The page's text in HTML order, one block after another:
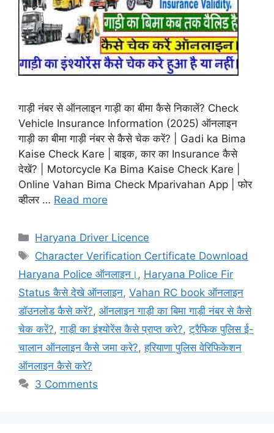
गाड़ी नंबर से ऑनलाइन गाड़ी का बीमा कैसे निकालें? Check
Vehicle Insurance Information (2025) ऑनलाइन
गाड़ी का बीमा गाड़ी नंबर से कैसे चेक करें? | Gadi ka Bima
Kaise Check Kare | बाइक, कार का Insurance कैसे
देखें? | Motorcycle Ka Bima Kaise Check Kare |
Online Vahan Bima Check Mparivahan App | फोर
व्हीलर … Read more
Categories
Haryana Driver Licence
Tags
Character Verification Certificate Download
Haryana Police ऑनलाइन। , Haryana Police Fir
Status कैसे देखे ऑनलाइन, Vahan RC book ऑनलाइन
डॉउनलोड कैसे करें?, ऑनलाइन गाड़ी का बिमा गाड़ी नंबर से कैसे
चेक करें?,गाड़ी का इंश्योरेंस कैसे प्राप्त करे?,ट्रैफिक पुलिस ई-
चालान ऑनलाइन कैसे जमा करे?,हरियाणा पुलिस वेरिफिकेशन
ऑनलाइन कैसे करे?
3 Comments